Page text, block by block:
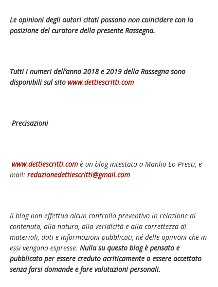
Le opinioni degli autori citati possono non coincidere con la
posizione del curatore della presente Rassegna.
Tutti i numeri dell’anno 2018 e 2019 della Rassegna sono
disponibili sul sito www.dettiescritti.com
Precisazioni
www.dettiescritti.com è un blog intestato a Manlio Lo Presti, e-
mail: redazionedettiescritti@gmail.com
Il blog non effettua alcun controllo preventivo in relazione al
contenuto, alla natura, alla veridicità e alla correttezza di
materiali, dati e informazioni pubblicati, né delle opinioni che in
essi vengono espresse. Nulla su questo blog è pensato e
pubblicato per essere creduto acriticamente o essere accettato
senza farsi domande e fare valutazioni personali.